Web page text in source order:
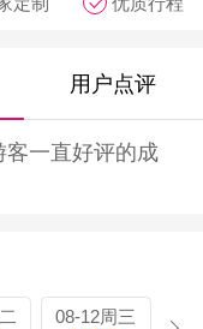
用户点评
客一直好评的成
08-12周三